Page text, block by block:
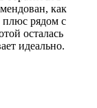
как
плюс рядом с
осталась
идеально.